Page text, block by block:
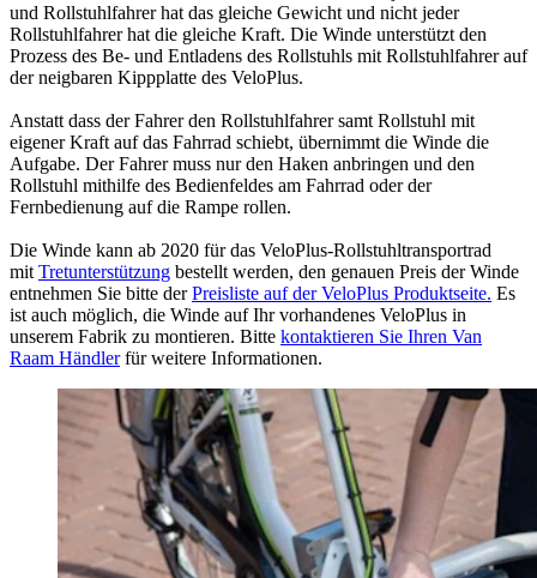
und Rollstuhlfahrer hat das gleiche Gewicht und nicht jeder
Rollstuhlfahrer hat die gleiche Kraft. Die Winde unterstützt den
Prozess des Be- und Entladens des Rollstuhls mit Rollstuhlfahrer auf
der neigbaren Kippplatte des VeloPlus.
Anstatt dass der Fahrer den Rollstuhlfahrer samt Rollstuhl mit
eigener Kraft auf das Fahrrad schiebt, übernimmt die Winde die
Aufgabe. Der Fahrer muss nur den Haken anbringen und den
Rollstuhl mithilfe des Bedienfeldes am Fahrrad oder der
Fernbedienung auf die Rampe rollen.
Die Winde kann ab 2020 für das VeloPlus-Rollstuhltransportrad
mit Tretunterstützung bestellt werden, den genauen Preis der Winde
entnehmen Sie bitte derPreisliste auf der VeloPlus Produktseite. Es
ist auch möglich, die Winde auf Ihr vorhandenes VeloPlus in
unserem Fabrik zu montieren. Bitte kontaktieren Sie Ihren Van
Raam Händlerfür weitere Informationen.